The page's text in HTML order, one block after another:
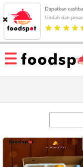
HOME
MENU
RESTAURANT
MEREKA
KATALOG